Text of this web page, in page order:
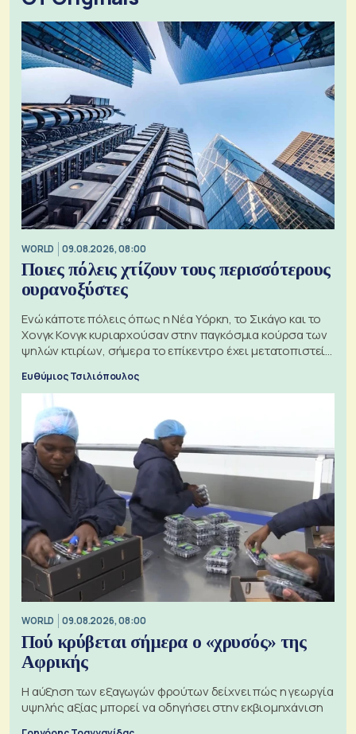
WORLD 09.08.2026, 08:00
Ποιες πόλεις χτίζουν τους περισσότερους
ουρανοξύστες
Ενώ κάποτε πόλεις όπως η Νέα Υόρκη, το Σικάγο και το
Χονγκ Κονγκ κυριαρχούσαν στην παγκόσμια κούρσα των
ψηλών κτιρίων, σήμερα το επίκεντρο έχει μετατοπιστεί
προς την Ασία
Ευθύμιος Τσιλιόπουλος
WORLD 09.08.2026, 08:00
Πού κρύβεται σήμερα ο «χρυσός» της
Αφρικής
Η αύξηση των εξαγωγών φρούτων δείχνει πώς η γεωργία
υψηλής αξίας μπορεί να οδηγήσει στην εκβιομηχάνιση